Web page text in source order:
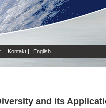
| Kontakt | English
and its